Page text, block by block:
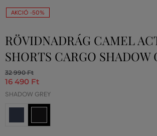
AKCIÓ -50%
RÖVIDNADRÁG CAMEL
SHORTS CARGO SHADOW
32 990 Ft
16 490 Ft
SHADOW GREY